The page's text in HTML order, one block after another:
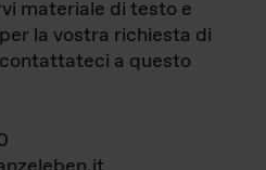
materiale di testo e
la vostra richiesta di
a questo